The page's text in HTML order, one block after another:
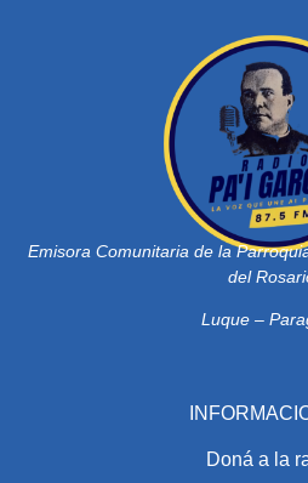
Emisora Comunitaria de la
del
Luque –
Doná a la